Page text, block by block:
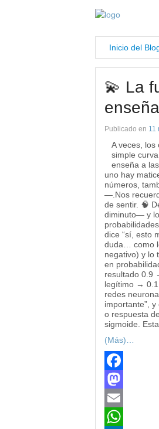
Inicio del
💫 La
Publicado en 11
A veces, los
simple
enseña a
uno hay
números,
—.Nos
de sentir. 🧠
diminuto— y
dice “sí, esto
duda… como
negativo) y lo
en
resultado 0.9
legítimo → 0.1
redes
importante”,
o respuesta
sigmoide.
(Más)…
Facebook
Mastodon
Email